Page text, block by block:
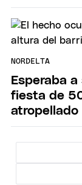
NORDELTA
Esperaba
fiesta de
atropellado